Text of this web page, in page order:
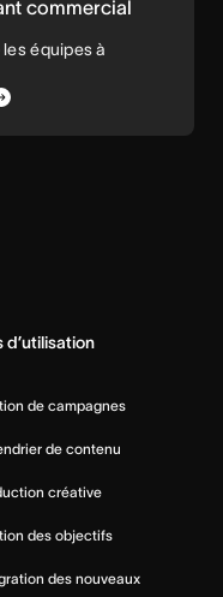
commercial
équipes à
d’utilisation
de campagnes
de contenu
créative
des objectifs
des nouveaux